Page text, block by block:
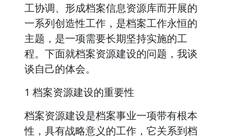
工协调、形成档案信息资源库而开展的
一系列创造性工作，是档案工作永恒的
主题，是一项需要长期坚持实施的工
程。下面就档案资源建设的问题，我谈
谈自己的体会。
1 档案资源建设的重要性
档案资源建设是档案事业一项带有根本
性，具有战略意义的工作，它关系到档